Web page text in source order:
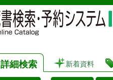
詳細検索 新着資料